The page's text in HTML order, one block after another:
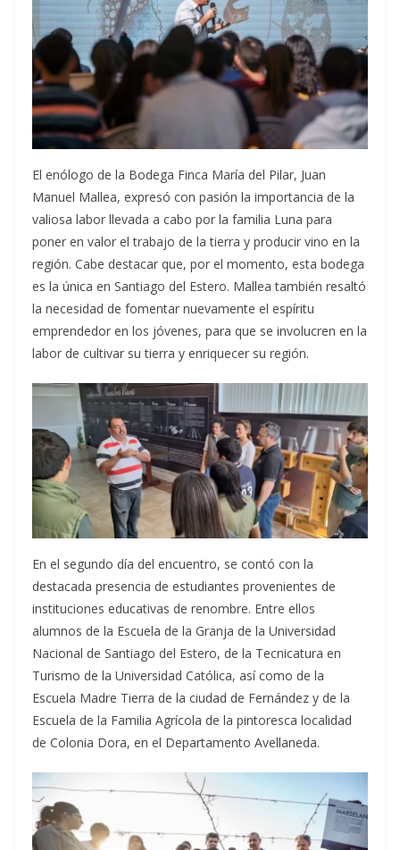
El enólogo de la Bodega Finca María del Pilar, Juan
Manuel Mallea, expresó con pasión la importancia de la
valiosa labor llevada a cabo por la familia Luna para
poner en valor el trabajo de la tierra y producir vino en la
región. Cabe destacar que, por el momento, esta bodega
es la única en Santiago del Estero. Mallea también resaltó
la necesidad de fomentar nuevamente el espíritu
emprendedor en los jóvenes, para que se involucren en la
labor de cultivar su tierra y enriquecer su región.
En el segundo día del encuentro, se contó con la
destacada presencia de estudiantes provenientes de
instituciones educativas de renombre. Entre ellos
alumnos de la Escuela de la Granja de la Universidad
Nacional de Santiago del Estero, de la Tecnicatura en
Turismo de la Universidad Católica, así como de la
Escuela Madre Tierra de la ciudad de Fernández y de la
Escuela de la Familia Agrícola de la pintoresca localidad
de Colonia Dora, en el Departamento Avellaneda.